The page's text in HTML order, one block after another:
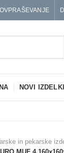
NOVI IZDELKI
in pekarske